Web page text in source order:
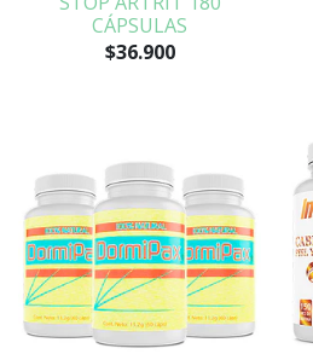
CÁPSULAS
$36.900